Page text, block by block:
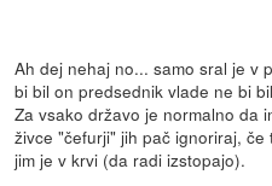
Ah dej nehaj no... samo sral je v
bi bil on predsednik vlade ne bi
Za vsako državo je normalno da
živce "čefurji" jih pač ignoriraj,
jim je v krvi (da radi izstopajo).